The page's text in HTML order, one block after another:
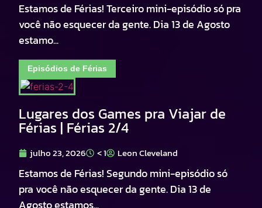
Estamos de Férias! Terceiro mini-episódio só pra
você não esquecer da gente. Dia 13 de Agosto
estamo...
Episódios de Férias
Lugares dos Games pra Viajar de
Férias | Férias 2/4
julho 23, 2026 < 1 Leon Cleveland
Estamos de Férias! Segundo mini-episódio só
pra você não esquecer da gente. Dia 13 de